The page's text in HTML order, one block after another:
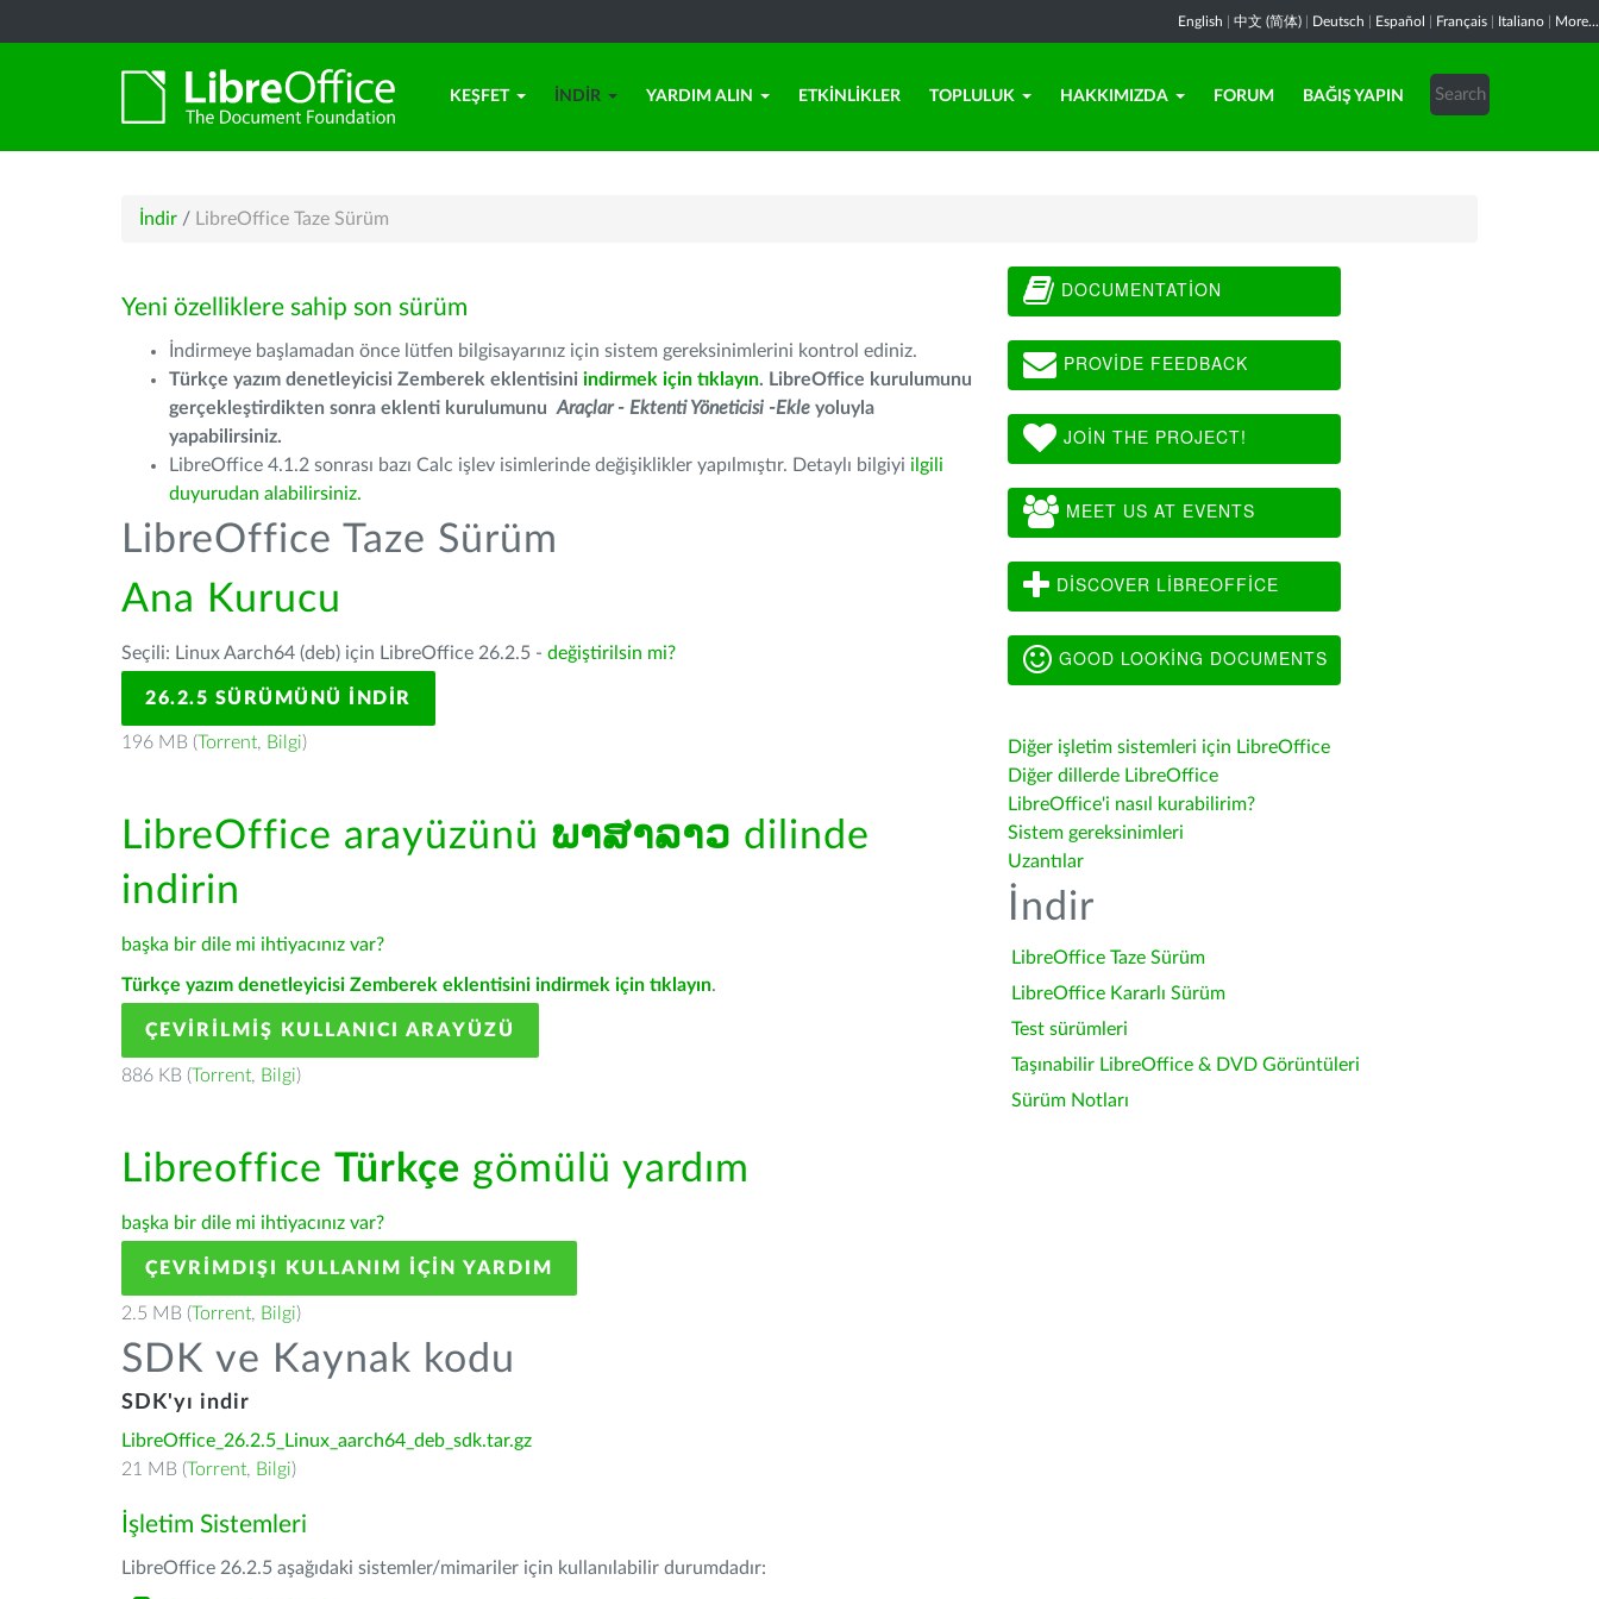
English 中文 (简体) Deutsch Español Français Italiano More...
KEŞFET İNDIR YARDIM ALIN ETKINLIKLER TOPLULUK HAKKIMIZDA FORUM BAĞIŞ YAPIN
İndir / LibreOffice Taze Sürüm
Yeni özelliklere sahip son sürüm
İndirmeye başlamadan önce lütfen bilgisayarınız için sistem gereksinimlerini kontrol ediniz.
Türkçe yazım denetleyicisi Zemberek eklentisini indirmek için tıklayın. LibreOffice kurulumunu
gerçekleştirdikten sonra eklenti kurulumunu Araçlar - Ektenti Yöneticisi -Ekle yoluyla
yapabilirsiniz.
LibreOffice 4.1.2 sonrası bazı Calc işlev isimlerinde değişiklikler yapılmıştır. Detaylı bilgiyi ilgili
duyurudan alabilirsiniz.
LibreOffice Taze Sürüm
Ana Kurucu
Seçili: Linux Aarch64 (deb) için LibreOffice 26.2.5 - değiştirilsin mi?
26.2.5 SÜRÜMÜNÜ İNDIR
196 MB (Torrent, Bilgi)
LibreOffice arayüzünü ພາສາລາວ dilinde
indirin
başka bir dile mi ihtiyacınız var?
Türkçe yazım denetleyicisi Zemberek eklentisini indirmek için tıklayın.
ÇEVIRILMIŞ KULLANICI ARAYÜZÜ
886 KB (Torrent, Bilgi)
Libreoffice Türkçe gömülü yardım
başka bir dile mi ihtiyacınız var?
ÇEVRIMDIŞI KULLANIM IÇIN YARDIM
2.5 MB (Torrent, Bilgi)
SDK ve Kaynak kodu
SDK'yı indir
LibreOffice_26.2.5_Linux_aarch64_deb_sdk.tar.gz
21 MB (Torrent, Bilgi)
İşletim Sistemleri
LibreOffice 26.2.5 aşağıdaki sistemler/mimariler için kullanılabilir durumdadır:
DOCUMENTATION
PROVIDE FEEDBACK
JOIN THE PROJECT!
MEET US AT EVENTS
DISCOVER LIBREOFFICE
GOOD LOOKING DOCUMENTS
Diğer işletim sistemleri için LibreOffice
Diğer dillerde LibreOffice
LibreOffice'i nasıl kurabilirim?
Sistem gereksinimleri
Uzantılar
İndir
LibreOffice Taze Sürüm
LibreOffice Kararlı Sürüm
Test sürümleri
Taşınabilir LibreOffice & DVD Görüntüleri
Sürüm Notları